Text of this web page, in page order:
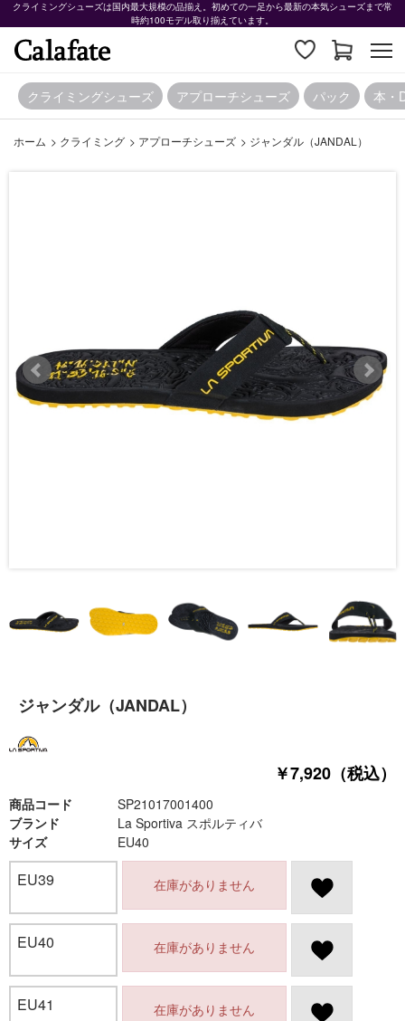
クライミングシューズは国内最大規模の品揃え。初めての一足から最新の本気シューズまで常
時約100モデル取り揃えています。
クライミングシューズ アプローチシューズ パック 本・
ホーム > クライミング > アプローチシューズ > ジャンダル（JANDAL）
ジャンダル（JANDAL）
￥7,920（税込）
商品コード
SP21017001400
ブランド
La Sportiva スポルティバ
サイズ
EU40
EU39 在庫がありません
EU40 在庫がありません
EU41 在庫がありません